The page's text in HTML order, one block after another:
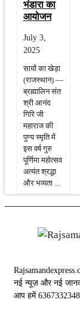
भंडारा का
आयोजन
July 3,
2025
सायों का खेड़ा
(राजस्थान) —
ब्रह्मालिन संत
श्री आनंद
गिरि जी
महाराज की
पुण्य स्मृति में
इस वर्ष गुरु
पूर्णिमा महोत्सव
अत्यंत श्रद्धा
और भव्यता ...
नई न्यूज़ और नई
आप हमें